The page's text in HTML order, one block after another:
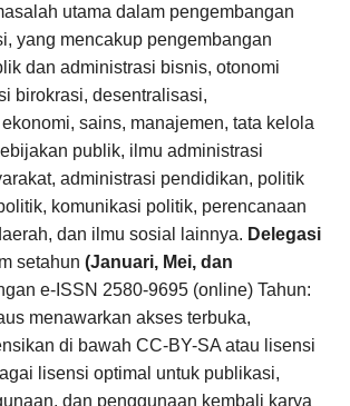
utama dalam pengembangan
yang mencakup pengembangan
dan administrasi bisnis, otonomi
birokrasi, desentralisasi,
sains, manajemen, tata kelola
publik, ilmu administrasi
administrasi pendidikan, politik
komunikasi politik, perencanaan
dan ilmu sosial lainnya. Delegasi
setahun (Januari, Mei, dan
e-ISSN 2580-9695 (online) Tahun:
menawarkan akses terbuka,
di bawah CC-BY-SA atau lisensi
lisensi optimal untuk publikasi,
dan penggunaan kembali karya